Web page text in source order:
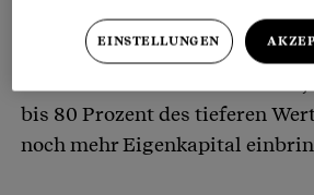
mit dem Kaufpreis. Einige
vielleicht tiefere Schätzung.
bis 80 Prozent des tieferen
noch mehr Eigenkapital
EINSTELLUNGEN